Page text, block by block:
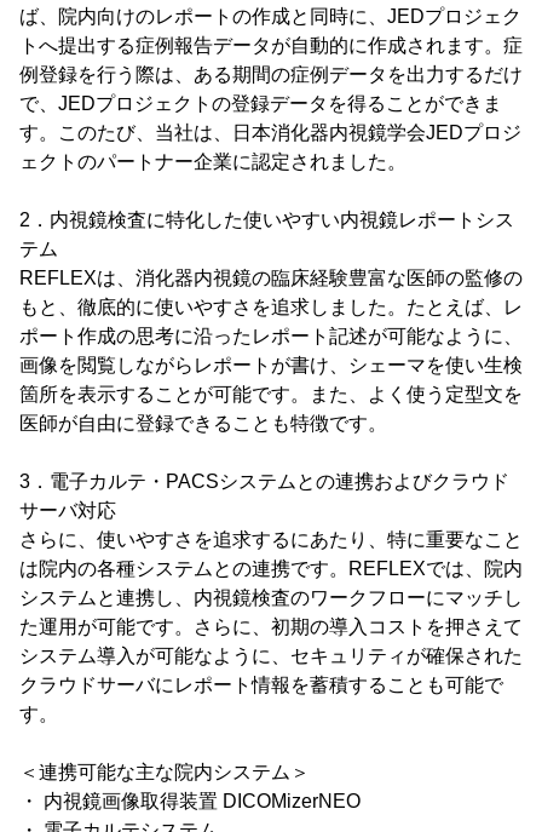
ば、院内向けのレポートの作成と同時に、JEDプロジェク
トへ提出する症例報告データが自動的に作成されます。症
例登録を行う際は、ある期間の症例データを出力するだけ
で、JEDプロジェクトの登録データを得ることができま
す。このたび、当社は、日本消化器内視鏡学会JEDプロジ
ェクトのパートナー企業に認定されました。
2．内視鏡検査に特化した使いやすい内視鏡レポートシス
テム
REFLEXは、消化器内視鏡の臨床経験豊富な医師の監修の
もと、徹底的に使いやすさを追求しました。たとえば、レ
ポート作成の思考に沿ったレポート記述が可能なように、
画像を閲覧しながらレポートが書け、シェーマを使い生検
箇所を表示することが可能です。また、よく使う定型文を
医師が自由に登録できることも特徴です。
3．電子カルテ・PACSシステムとの連携およびクラウド
サーバ対応
さらに、使いやすさを追求するにあたり、特に重要なこと
は院内の各種システムとの連携です。REFLEXでは、院内
システムと連携し、内視鏡検査のワークフローにマッチし
た運用が可能です。さらに、初期の導入コストを押さえて
システム導入が可能なように、セキュリティが確保された
クラウドサーバにレポート情報を蓄積することも可能で
す。
＜連携可能な主な院内システム＞
・ 内視鏡画像取得装置 DICOMizerNEO